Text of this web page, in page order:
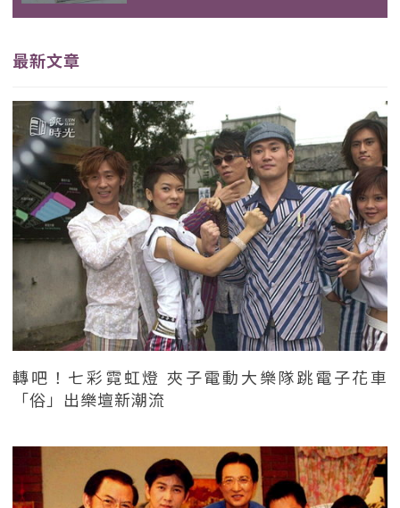
最新文章
轉吧！七彩霓虹燈 夾子電動大樂隊跳電子花車
「俗」出樂壇新潮流